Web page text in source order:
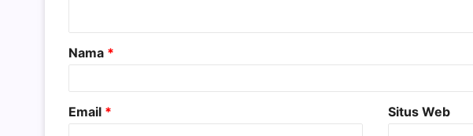
a
r
Nama *
Email * Situs Web